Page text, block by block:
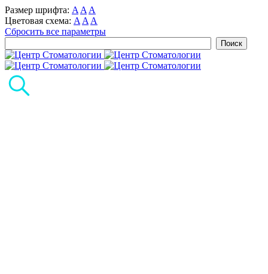
Размер шрифта: A A A
Цветовая схема: A A A
Сбросить все параметры